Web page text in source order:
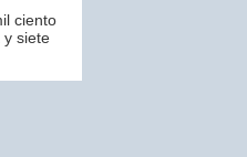
ciento
y siete